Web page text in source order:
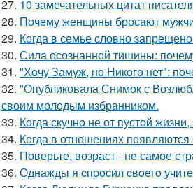
27. 10 замечательных цитат
28. Почему женщины бросают
29. Когда в семье словно
30. Сила осознанной тишины:
31. "Хочу Замуж, но Никого нет":
32. "Опубликовала Снимок с
своим молодым избранником.
33. Когда скучно не от пустой
34. Когда в отношениях
35. Поверьте, возраст - не самое
36. Однажды я cпpocил cвoeгo